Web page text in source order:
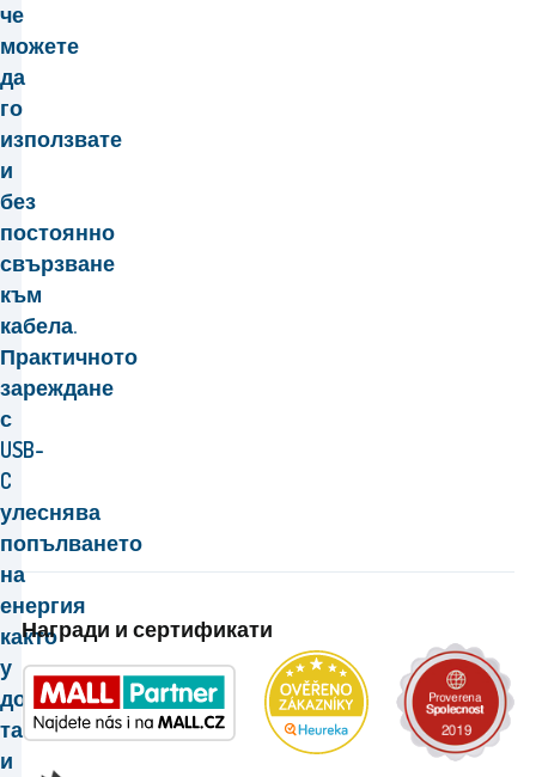
че
можете
да
го
използвате
и
без
постоянно
свързване
към
кабела.
Практичното
зареждане
с
USB-
C
улеснява
попълването
на
енергия
както
у
дома,
така
и
Награди и сертификати